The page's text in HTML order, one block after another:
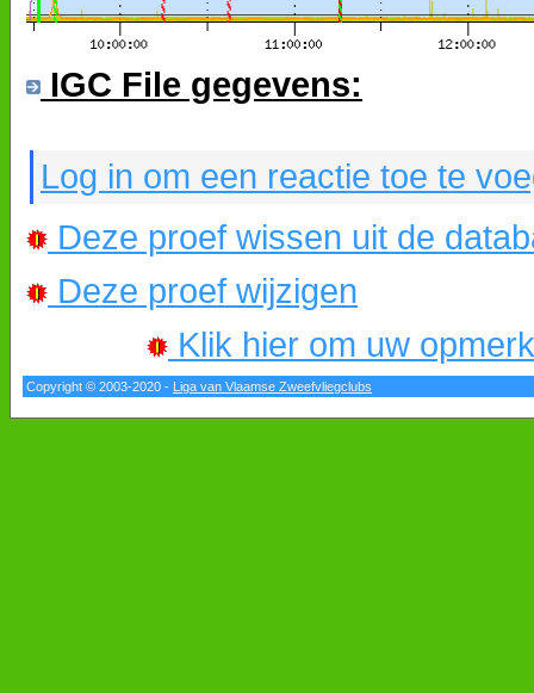
IGC File gegevens:
Log in om een reactie toe te
Deze proef wissen uit de
Deze proef wijzigen
Klik hier om uw
Copyright © 2003-2020 - Liga van Vlaamse Zweefvliegclubs